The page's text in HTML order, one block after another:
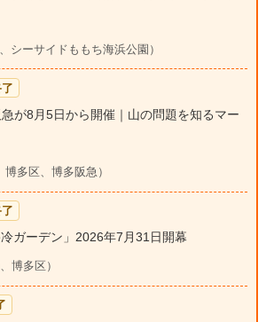
シーサイドももち海浜公園）
が8月5日から開催｜山の問題を知るマー
多区、博多阪急）
ガーデン」2026年7月31日開幕
博多区）